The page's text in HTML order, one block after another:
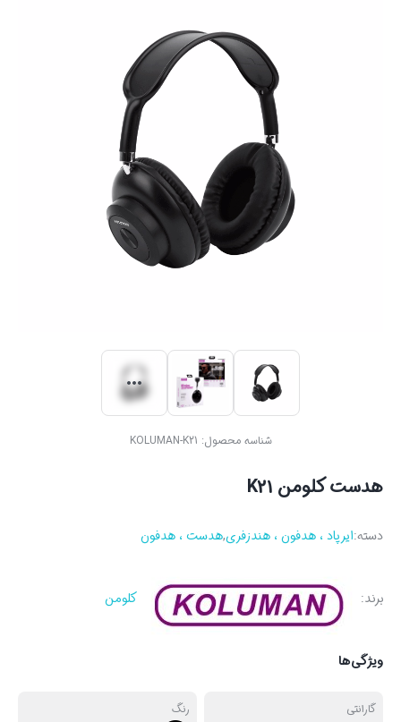
شناسه محصول: KOLUMAN-K21
هدست کلومن K21
دسته:ایرپاد ، هدفون ، هندزفری,هدست ، هدفون
برند: کلومن
ویژگی‌ها
گارانتی رنگ